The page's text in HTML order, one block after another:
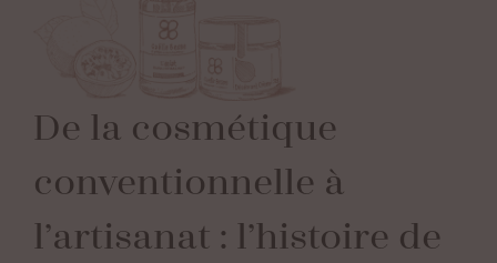
De la cosmétique
conventionnelle à
l’artisanat : l’histoire de